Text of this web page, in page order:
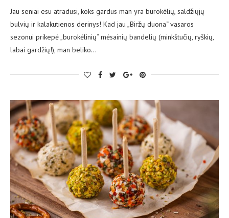
Jau seniai esu atradusi, koks gardus man yra burokėlių, saldžiųjų
bulvių ir kalakutienos derinys! Kad jau „Biržų duona“ vasaros
sezonui prikepė „burokėlinių“ mėsainių bandelių (minkštučių, ryškių,
labai gardžių!), man beliko…